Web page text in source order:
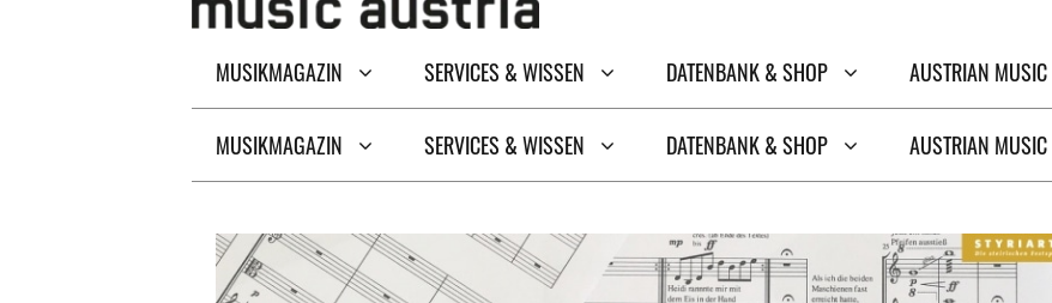
MUSIKMAGAZIN SERVICES & WISSEN DATENBANK & SHOP AUSTRIAN MUSIC
MUSIKMAGAZIN SERVICES & WISSEN DATENBANK & SHOP AUSTRIAN MUSIC